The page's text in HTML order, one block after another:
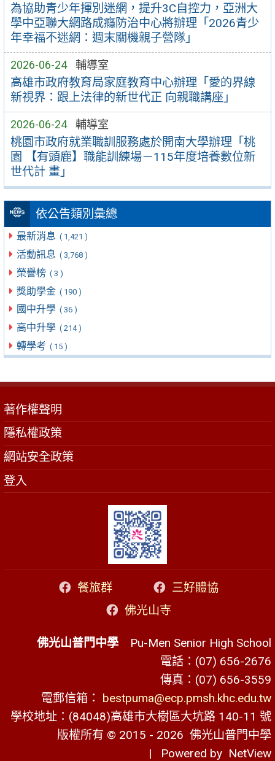
為協助青少年揮別迷網，提升3C自控力，亞洲大
學中亞聯大網路成癮防治中心將辦理「2026青少
年幸福不迷網：週末關機親子營隊」
2026-06-24 輔導室
高雄市政府教育局家庭教育中心辦理「愛的界線
新視界：跟上法律的新世代正 向親職講座」
2026-06-24 輔導室
桃園市政府就業職訓服務處於開南大學辦理「桃
園 【有頭鹿】職能訓練場－115年度培養數位新
世代計 畫」
依公告類別彙總
最新消息 ( 1,421 )
活動訊息 ( 3,768 )
榮譽榜 ( 3 )
獎助學金 ( 190 )
國中升學 ( 36 )
高中升學 ( 214 )
轉學考 ( 15 )
著作權聲明
隱私權政策
網站安全政策
登入
餐旅群
三好體協
佛光山寺
佛光山普門中學 Pu-Men Senior High School
電話：(07) 656-2676
傳真：(07) 656-3559
電郵信箱： bestpuma@ecp.pmsh.khc.edu.tw
學校地址：(84048)高雄市大樹區大坑路 140-11 號
版權所有 © 2015 - 2026 佛光山普門中學
| Powered by NetView